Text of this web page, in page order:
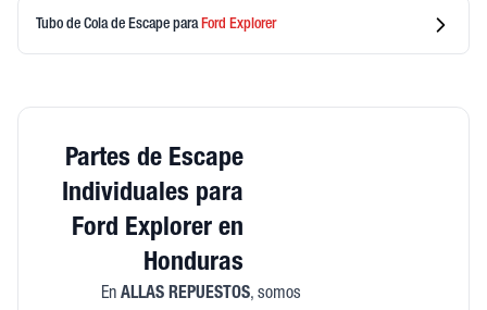
Tubo de Cola de Escape para Ford Explorer
Partes de Escape
Individuales para
Ford Explorer en
Honduras
En ALLAS REPUESTOS, somos